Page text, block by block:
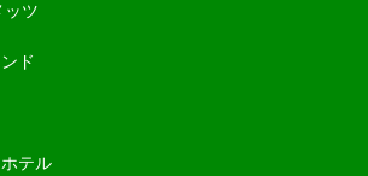
ッツ
ド
テル